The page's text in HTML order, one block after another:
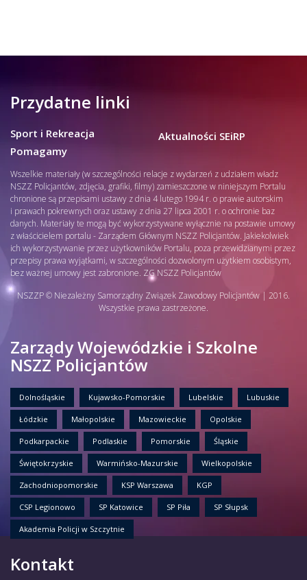
Przydatne linki
Sport i Rekreacja
Pomagamy
Aktualności SEiRP
Wszelkie materiały (w szczególności relacje z wydarzeń z udziałem władz
NSZZ Policjantów, zdjęcia, grafiki, filmy) zamieszczone w niniejszym Portalu
chronione są przepisami ustawy z dnia 4 lutego 1994 r. o prawie autorskim
i prawach pokrewnych oraz ustawy z dnia 27 lipca 2001 r. o ochronie baz
danych. Materiały te mogą być wykorzystywane wyłącznie na postawie umowy
z właścicielem portalu - Zarządem Głównym NSZZ Policjantów. Jakiekolwiek
ich wykorzystywanie przez użytkowników Portalu, poza przewidzianymi przez
przepisy prawa wyjątkami, w szczególności dozwolonym użytkiem osobistym,
bez ważnej umowy jest zabronione. ZG NSZZ Policjantów
NSZZP © Niezależny Samorządny Związek Zawodowy Policjantów | 2016.
Wszystkie prawa zastrzeżone.
Zarządy Wojewódzkie i Szkolne
NSZZ Policjantów
Dolnośląskie Kujawsko-Pomorskie Lubelskie Lubuskie
Łódzkie Małopolskie Mazowieckie Opolskie
Podkarpackie Podlaskie Pomorskie Śląskie
Świętokrzyskie Warmińsko-Mazurskie Wielkopolskie
Zachodniopomorskie KSP Warszawa KGP
CSP Legionowo SP Katowice SP Piła SP Słupsk
Akademia Policji w Szczytnie
Kontakt